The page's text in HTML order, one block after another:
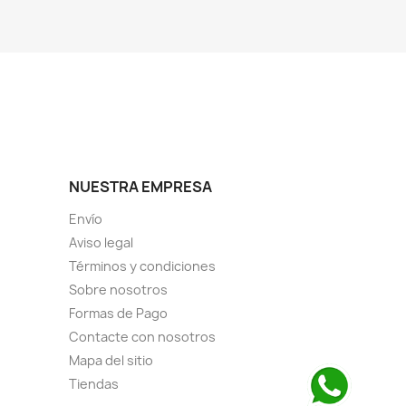
NUESTRA EMPRESA
Envío
Aviso legal
Términos y condiciones
Sobre nosotros
Formas de Pago
Contacte con nosotros
Mapa del sitio
Tiendas